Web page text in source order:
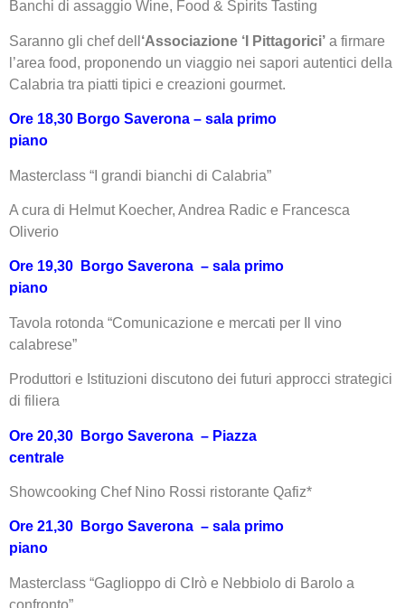
Banchi di assaggio Wine, Food & Spirits Tasting
Saranno gli chef dell ‘Associazione ‘I Pittagorici’ a firmare
l’area food, proponendo un viaggio nei sapori autentici della
Calabria tra piatti tipici e creazioni gourmet.
Ore 18,30 Borgo Saverona – sala primo
piano
Masterclass “I grandi bianchi di Calabria”
A cura di Helmut Koecher, Andrea Radic e Francesca
Oliverio
Ore 19,30 Borgo Saverona – sala primo
piano
Tavola rotonda “Comunicazione e mercati per Il vino
calabrese”
Produttori e Istituzioni discutono dei futuri approcci strategici
di filiera
Ore 20,30 Borgo Saverona – Piazza
centrale
Showcooking Chef Nino Rossi ristorante Qafiz*
Ore 21,30 Borgo Saverona – sala primo
piano
Masterclass “Gaglioppo di CIrò e Nebbiolo di Barolo a
confronto”